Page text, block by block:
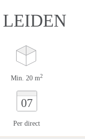
Min. 20 m2
07
Per direct